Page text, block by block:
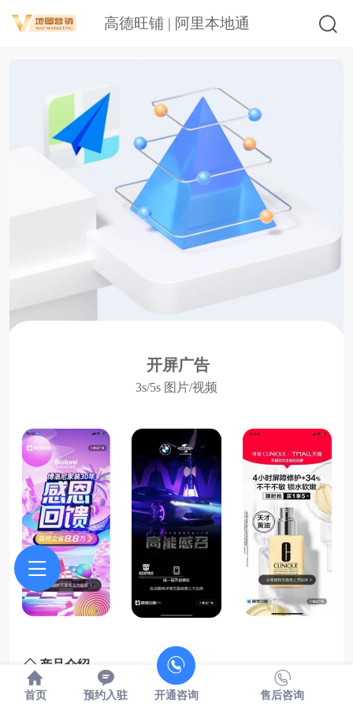
高德旺铺 | 阿里本地通
开屏广告
3s/5s 图片/视频
◇ 产品介绍
展示：
打开高德app第一时间曝光，图片或视频
首页 预约入驻 开通咨询 售后咨询